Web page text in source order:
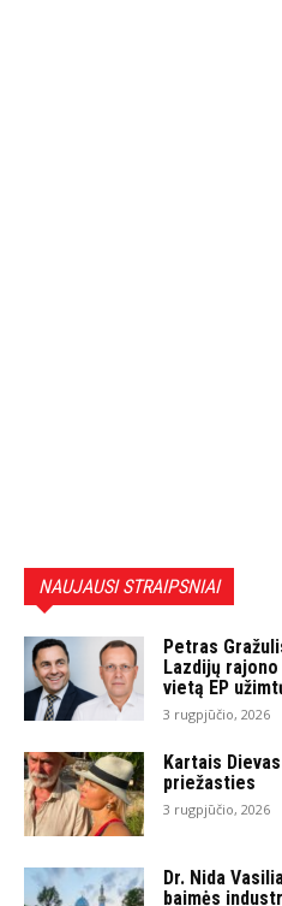
NAUJAUSI STRAIPSNIAI
Petras
Lazdijų
vietą EP
3 rugpjūčio, 2026
Kartais
priežasties
3 rugpjūčio, 2026
Dr. Nida
baimės